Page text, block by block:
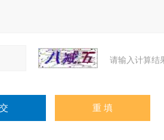
请输入计算结